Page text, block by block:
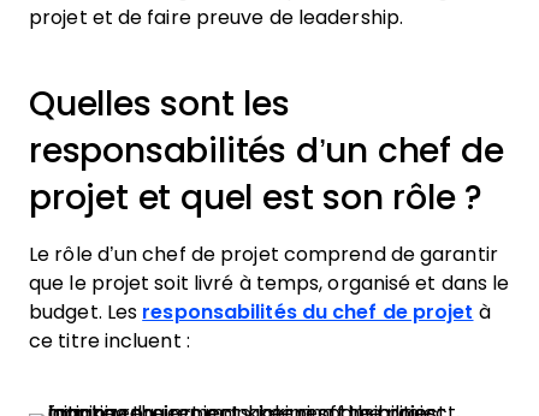
projet et de faire preuve de leadership.
Quelles sont les
responsabilités d’un chef de
projet et quel est son rôle ?
Le rôle d’un chef de projet comprend de garantir
que le projet soit livré à temps, organisé et dans le
budget. Les responsabilités du chef de projet à
ce titre incluent :